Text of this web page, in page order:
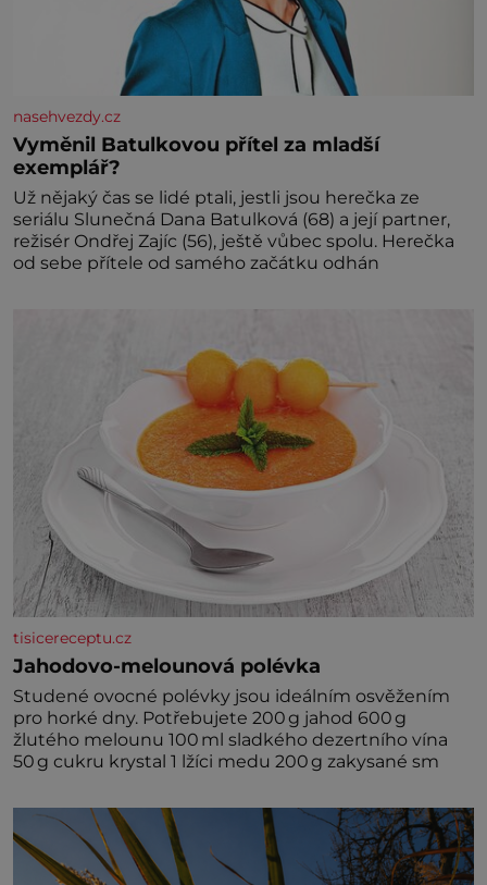
nasehvezdy.cz
Vyměnil Batulkovou přítel za mladší
exemplář?
Už nějaký čas se lidé ptali, jestli jsou herečka ze
seriálu Slunečná Dana Batulková (68) a její partner,
režisér Ondřej Zajíc (56), ještě vůbec spolu. Herečka
od sebe přítele od samého začátku odhán
tisicereceptu.cz
Jahodovo-melounová polévka
Studené ovocné polévky jsou ideálním osvěžením
pro horké dny. Potřebujete 200 g jahod 600 g
žlutého melounu 100 ml sladkého dezertního vína
50 g cukru krystal 1 lžíci medu 200 g zakysané sm